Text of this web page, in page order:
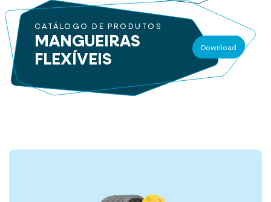
CATÁLOGO DE PRODUTOS
MANGUEIRAS
FLEXÍVEIS
Download